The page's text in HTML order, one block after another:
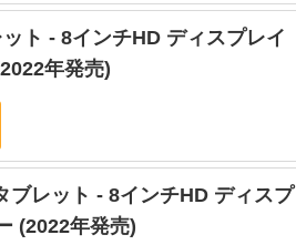
ト - 8インチHD ディスプレイ
年発売)
ブレット - 8インチHD ディスプ
(2022年発売)